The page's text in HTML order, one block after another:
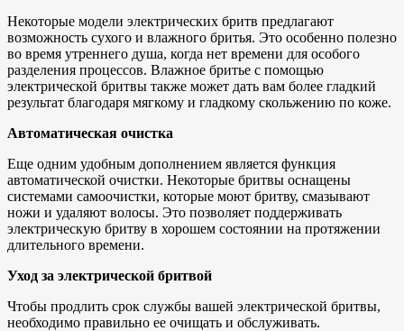
Некоторые модели электрических бритв предлагают
возможность сухого и влажного бритья. Это особенно полезно
во время утреннего душа, когда нет времени для особого
разделения процессов. Влажное бритье с помощью
электрической бритвы также может дать вам более гладкий
результат благодаря мягкому и гладкому скольжению по коже.
Автоматическая очистка
Еще одним удобным дополнением является функция
автоматической очистки. Некоторые бритвы оснащены
системами самоочистки, которые моют бритву, смазывают
ножи и удаляют волосы. Это позволяет поддерживать
электрическую бритву в хорошем состоянии на протяжении
длительного времени.
Уход за электрической бритвой
Чтобы продлить срок службы вашей электрической бритвы,
необходимо правильно ее очищать и обслуживать.